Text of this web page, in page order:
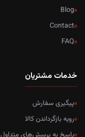
Blog
Contact
FAQ
خدمات مشتریان
پیگیری سفارش
رویه بازگرداندن کالا